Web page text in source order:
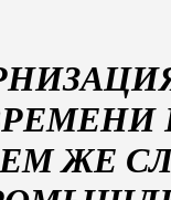
ЖЕ